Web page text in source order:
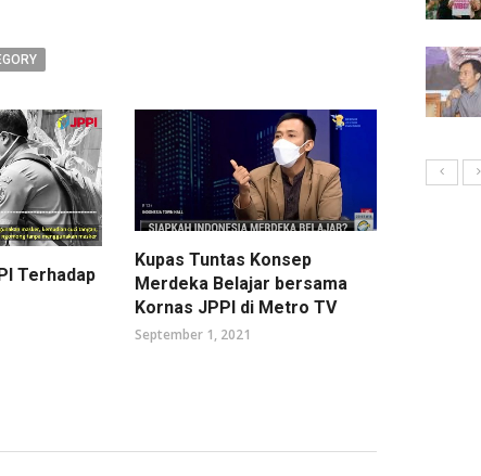
Terhadap
Kupas Tuntas Konsep
Merdeka Belajar bersama
Kornas JPPI di Metro TV
September 1, 2021